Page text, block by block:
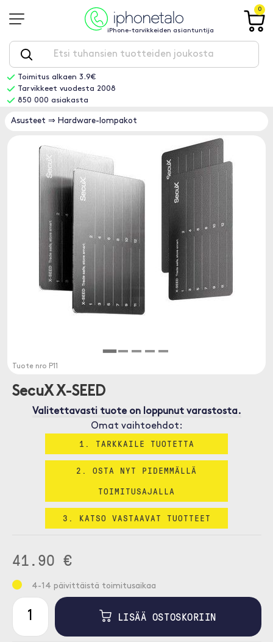
iPhone-tarvikkeiden asiantuntija
0
Toimitus alkaen 3.9€
Tarvikkeet vuodesta 2008
850 000 asiakasta
Asusteet ⇒ Hardware-lompakot
Tuote nro P11
SecuX X-SEED
Valitettavasti tuote on loppunut varastosta.
Omat vaihtoehdot:
1. TARKKAILE TUOTETTA
2. OSTA NYT PIDEMMÄLLÄ
TOIMITUSAJALLA
3. KATSO VASTAAVAT TUOTTEET
41.90 €
4-14 päivittäistä toimitusaikaa
LISÄÄ OSTOSKORIIN